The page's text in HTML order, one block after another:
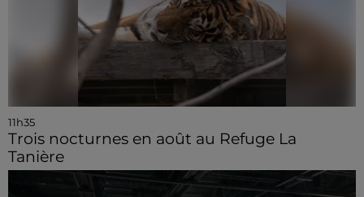
11h35
Trois nocturnes en août au Refuge La
Tanière